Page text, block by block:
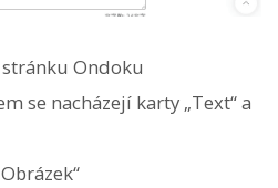
Ondoku
se nacházejí karty „Text“ a